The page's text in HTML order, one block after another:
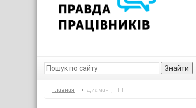
Знайти
Главная Диамант, ТПГ